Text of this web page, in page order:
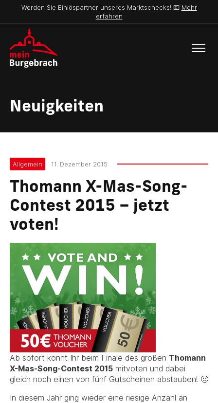
Werden Sie Einlöspartner unseres Marktschecks! 💶 Mehr
erfahren
Neuigkeiten
Allgemein 11. Dezember 2015
Thomann X-Mas-Song-
Contest 2015 – jetzt
voten!
Ab sofort könnt Ihr beim Finale des großen Thomann
X-Mas-Song-Contest 2015 mitvoten und dabei
gleich noch einen von fünf Gutscheinen abstauben! 🙂
In diesem Jahr ging wieder eine riesige Anzahl an